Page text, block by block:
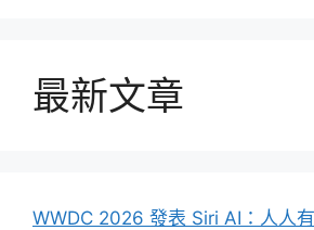
最新文章
WWDC 2026 發表 Siri AI：人人